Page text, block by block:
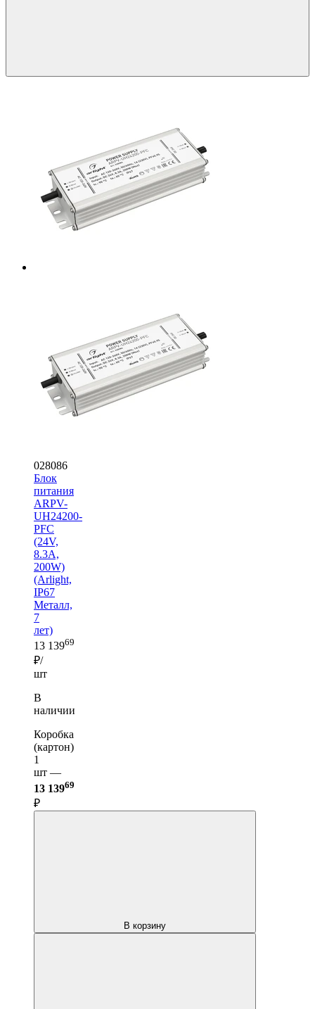
028086
Блок
питания
ARPV-
UH24200-
PFC
(24V,
8.3A,
200W)
(Arlight,
IP67
Металл,
7
лет)
13 13969
₽/
шт
В
наличии
Коробка
(картон)
1
шт —
13 13969
₽
В корзину